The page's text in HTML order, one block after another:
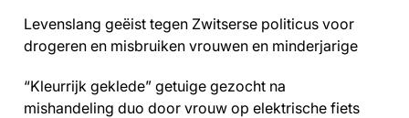
Levenslang geëist tegen Zwitserse politicus voor
drogeren en misbruiken vrouwen en minderjarige
“Kleurrijk geklede” getuige gezocht na
mishandeling duo door vrouw op elektrische fiets